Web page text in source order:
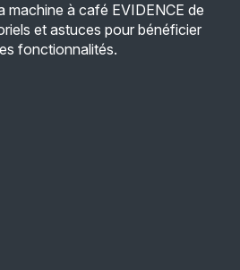
machine à café EVIDENCE de
et astuces pour bénéficier
fonctionnalités.